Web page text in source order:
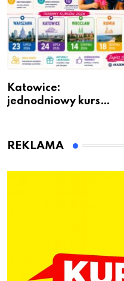
Katowice:
jednodniowy kurs
dzieci
REKLAMA